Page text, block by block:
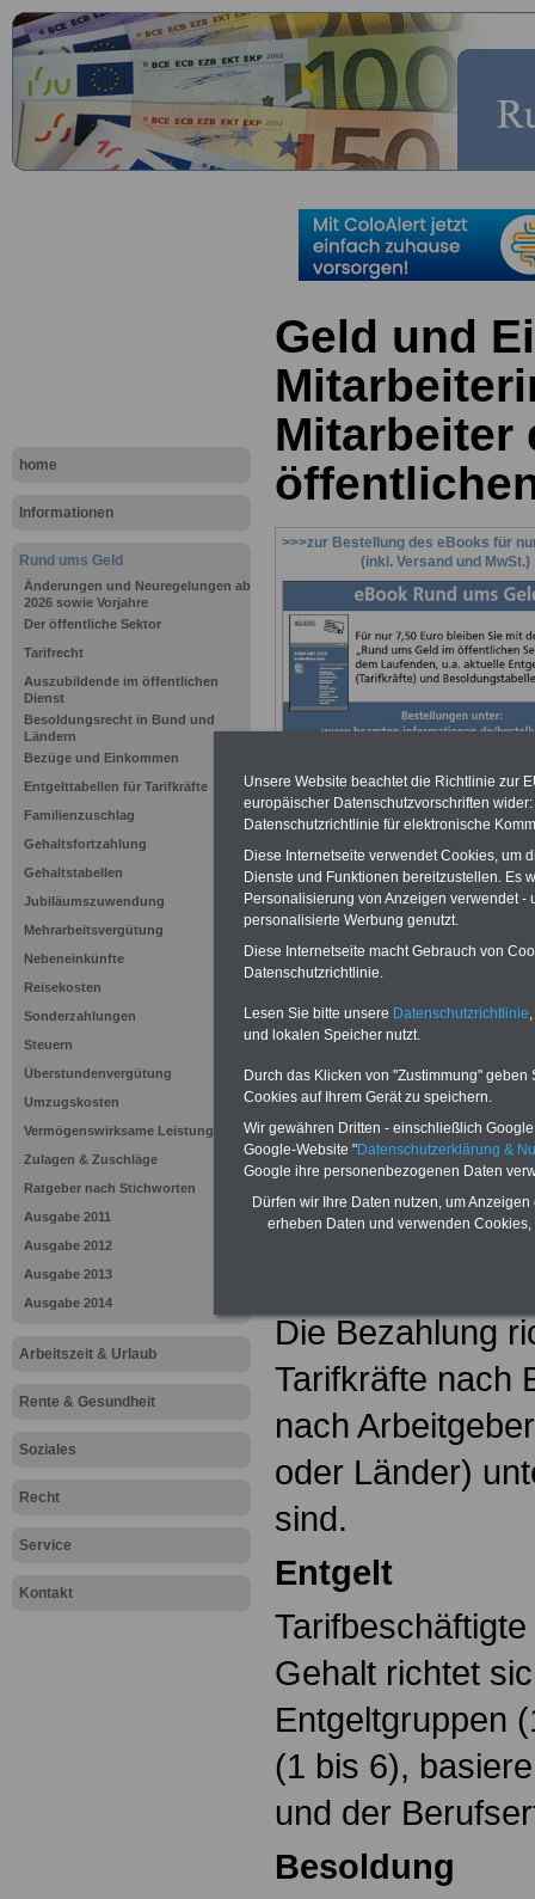
home
Informationen
Rund ums Geld
Änderungen und Neuregelungen ab
2026 sowie Vorjahre
Der öffentliche Sektor
Tarifrecht
Auszubildende im öffentlichen
Dienst
Besoldungsrecht in Bund und
Ländern
Bezüge und Einkommen
Entgelttabellen für Tarifkräfte
Familienzuschlag
Gehaltsfortzahlung
Gehaltstabellen
Jubiläumszuwendung
Mehrarbeitsvergütung
Nebeneinkünfte
Reisekosten
Sonderzahlungen
Steuern
Überstundenvergütung
Umzugskosten
Vermögenswirksame Leistungen
Zulagen & Zuschläge
Ratgeber nach Stichworten
Ausgabe 2011
Ausgabe 2012
Ausgabe 2013
Ausgabe 2014
Arbeitszeit & Urlaub
Rente & Gesundheit
Soziales
Recht
Service
Kontakt
Geld und
Mitarbeiter
>>>zur Bestellung des eBooks für
(inkl. Versand und MwSt.)
Rund ums
u.a.
Das Thema
öffentlichen
Wesentlichen
Tarifverträge
Die Bezahlung
Tarifkräfte nach
nach
oder Länder)
sind.
Entgelt
Gehalt richtet
Entgeltgruppen
(1 bis 6),
und der
Besoldung
Unsere Website beachtet die Richtlinie zur
europäischer Datenschutzvorschriften
Datenschutzrichtlinie für elektronische
Diese Internetseite verwendet Cookies, um
Dienste und Funktionen bereitzustellen. Es
Personalisierung von Anzeigen verwendet
personalisierte Werbung genutzt.
Diese Internetseite macht Gebrauch von
Datenschutzrichtlinie.
Lesen Sie bitte unsere Datenschutzrichtlinie
und lokalen Speicher nutzt.
Durch das Klicken von "Zustimmung"
Cookies auf Ihrem Gerät zu speichern.
Wir gewähren Dritten - einschließlich
Google-Website "Datenschutzerklärung &
Google ihre personenbezogenen Daten
Dürfen wir Ihre Daten nutzen, um
erheben Daten und verwenden